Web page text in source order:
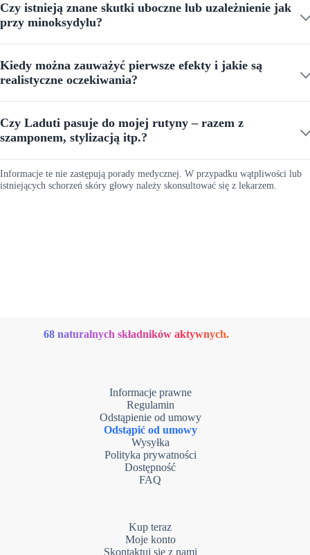
Czy istnieją znane skutki uboczne lub uzależnienie jak
przy minoksydylu?
Kiedy można zauważyć pierwsze efekty i jakie są
realistyczne oczekiwania?
Czy Laduti pasuje do mojej rutyny – razem z
szamponem, stylizacją itp.?
Informacje te nie zastępują porady medycznej. W przypadku wątpliwości lub
istniejących schorzeń skóry głowy należy skonsultować się z lekarzem.
68 naturalnych składników aktywnych.
Informacje prawne
Regulamin
Odstąpienie od umowy
Odstąpić od umowy
Wysyłka
Polityka prywatności
Dostępność
FAQ
Kup teraz
Moje konto
Skontaktuj się z nami